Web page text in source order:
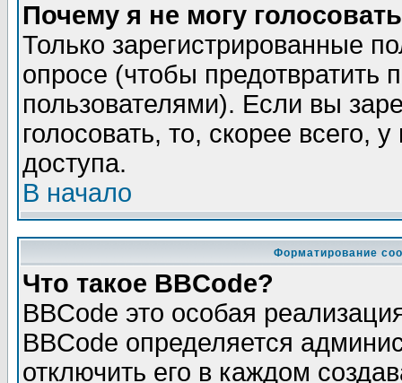
Почему я не могу
Только зарегистрированные
опросе (чтобы предотвратить
пользователями). Если вы
голосовать, то, скорее всего,
доступа.
В начало
Форматирование
Что такое BBCode?
BBCode это особая
BBCode определяется
отключить его в каждом